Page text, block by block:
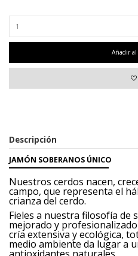
Añadir
Descripción
JAMÓN SOBERANOS ÚNICO
Nuestros cerdos nacen,
campo, que representa el
crianza del cerdo.
Fieles a nuestra filosofía de
mejorado y profesionalizado
cría extensiva y ecológica,
medio ambiente da lugara